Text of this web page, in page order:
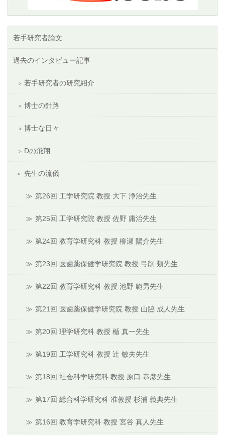
若手研究者論文
過去のインタビュー記事
若手研究者の研究紹介
博士の針路
博士な日々
Dの飛翔
先生の流儀
第26回 工学研究院 教授 大下 浄治先生
第25回 工学研究院 教授 佐野 庸治先生
第24回 教育学研究科 教授 柳瀬 陽介先生
第23回 医歯薬保健学研究院 教授 弓削 類先生
第22回 教育学研究科 教授 池野 範男先生
第21回 医歯薬保健学研究院 教授 山脇 成人先生
第20回 理学研究科 教授 楯 真一先生
第19回 工学研究科 教授 辻 敏夫先生
第18回 社会科学研究科 教授 原口 恭彦先生
第17回 総合科学研究科 准教授 杉浦 義典先生
第16回 教育学研究科 教授 宮谷 真人先生